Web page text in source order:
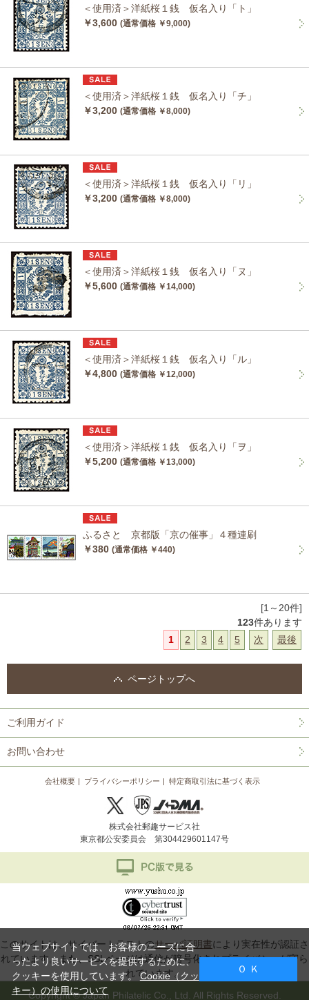
＜使用済＞洋紙桜１銭 仮名入り「ト」
￥3,600 (通常価格 ￥9,000)
＜使用済＞洋紙桜１銭 仮名入り「チ」
￥3,200 (通常価格 ￥8,000)
＜使用済＞洋紙桜１銭 仮名入り「リ」
￥3,200 (通常価格 ￥8,000)
＜使用済＞洋紙桜１銭 仮名入り「ヌ」
￥5,600 (通常価格 ￥14,000)
＜使用済＞洋紙桜１銭 仮名入り「ル」
￥4,800 (通常価格 ￥12,000)
＜使用済＞洋紙桜１銭 仮名入り「ヲ」
￥5,200 (通常価格 ￥13,000)
ふるさと 京都版「京の催事」４種連刷
￥380 (通常価格 ￥440)
[1～20件]
123件あります
1
2 3 4 5 次 最後
ページトップへ
ご利用ガイド
お問い合わせ
会社概要 プライバシーポリシー 特定商取引法に基づく表示
株式会社郵趣サービス社
東京都公安委員会 第304429601147号
このサイトは、サイバートラストのサーバ証明書により実在性が認証さ
れています。また、SSLページは通信が暗号化されプライバシーが守ら
れています。
Copyright © Japan Philatelic Co., Ltd. All Rights Reserved.
当ウェブサイトでは、お客様のニーズに合
ったより良いサービスを提供するために、
クッキーを使用しています。Cookie（クッ
キー）の使用について
Ｏ Ｋ